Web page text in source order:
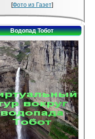
[Фото из Газет]
Водопад Тобот